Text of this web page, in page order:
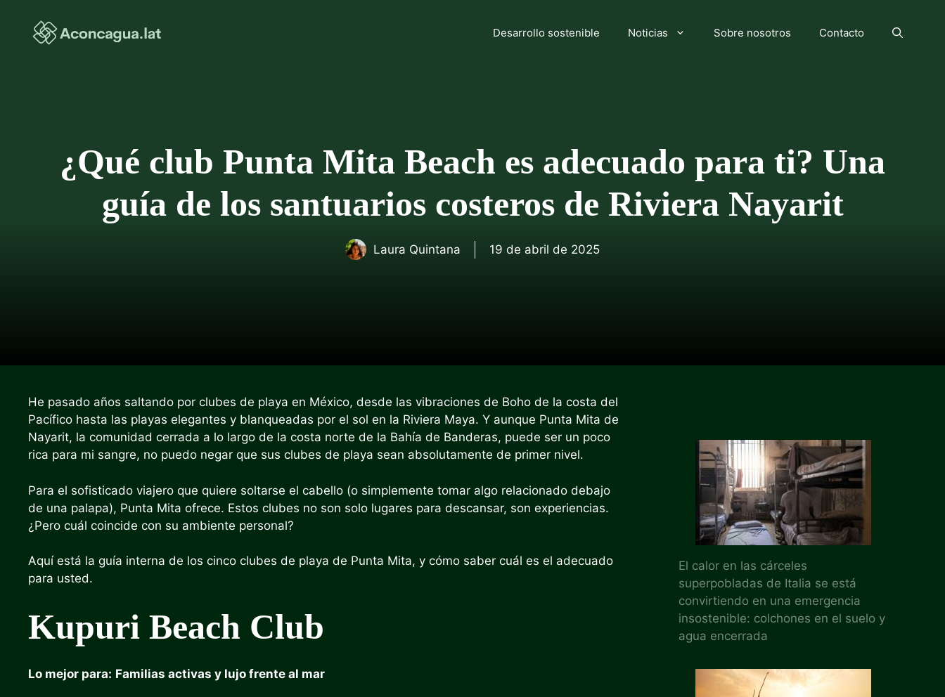
contenido
Desarrollo sostenible Noticias Sobre nosotros Contacto
¿Qué club Punta Mita Beach es adecuado para ti? Una
guía de los santuarios costeros de Riviera Nayarit
Laura Quintana 19 de abril de 2025
He pasado años saltando por clubes de playa en México, desde las vibraciones de Boho de la costa del
Pacífico hasta las playas elegantes y blanqueadas por el sol en la Riviera Maya. Y aunque Punta Mita de
Nayarit, la comunidad cerrada a lo largo de la costa norte de la Bahía de Banderas, puede ser un poco
rica para mi sangre, no puedo negar que sus clubes de playa sean absolutamente de primer nivel.
Para el sofisticado viajero que quiere soltarse el cabello (o simplemente tomar algo relacionado debajo
de una palapa), Punta Mita ofrece. Estos clubes no son solo lugares para descansar, son experiencias.
¿Pero cuál coincide con su ambiente personal?
Aquí está la guía interna de los cinco clubes de playa de Punta Mita, y cómo saber cuál es el adecuado
para usted.
Kupuri Beach Club
Lo mejor para: Familias activas y lujo frente al mar
El calor en las cárceles
superpobladas de Italia se está
convirtiendo en una emergencia
insostenible: colchones en el suelo y
agua encerrada